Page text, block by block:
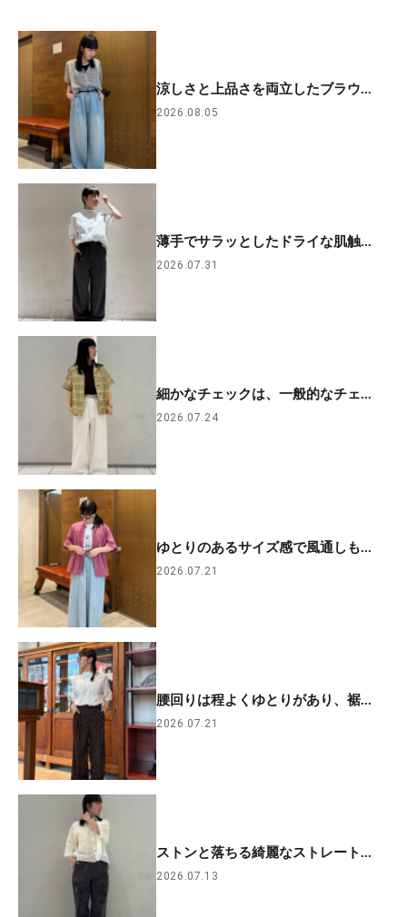
涼しさと上品さを両立したブラウ...
2026.08.05
薄手でサラッとしたドライな肌触...
2026.07.31
細かなチェックは、一般的なチェ...
2026.07.24
ゆとりのあるサイズ感で風通しも...
2026.07.21
腰回りは程よくゆとりがあり、裾...
2026.07.21
ストンと落ちる綺麗なストレート...
2026.07.13